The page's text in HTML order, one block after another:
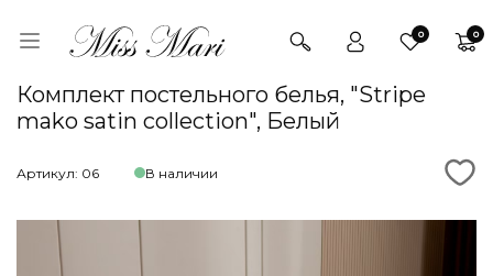
0 0
Комплект постельного белья, "Stripe
mako satin collection", Белый
Артикул: 06 В наличии